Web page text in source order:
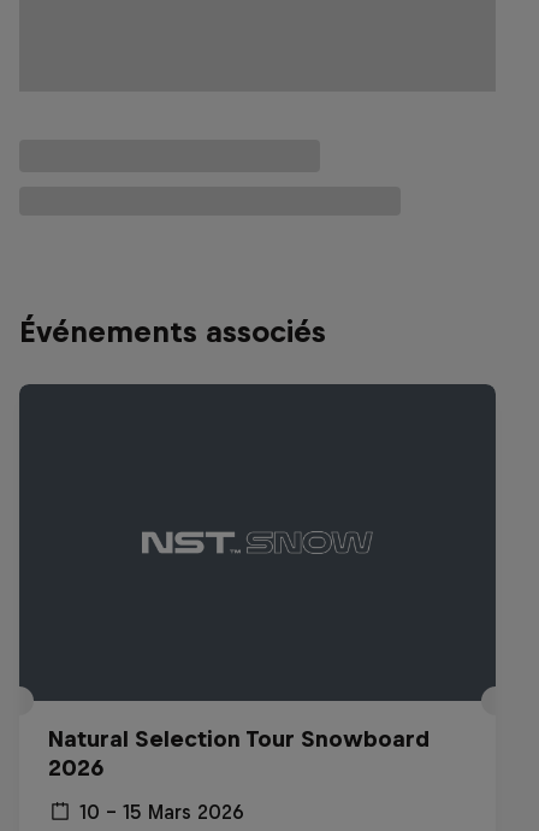
Événements associés
Natural Selection Tour Snowboard
2026
10 – 15 Mars 2026